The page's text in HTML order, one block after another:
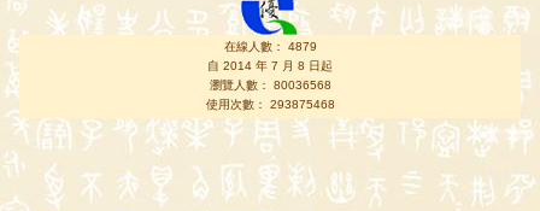
在線人數： 4879
自 2014 年 7 月 8 日起
瀏覽人數： 80036568
使用次數： 293875468